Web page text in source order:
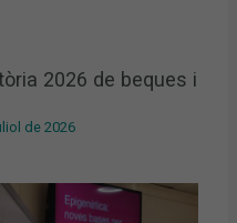
2026 de beques i
de 2026